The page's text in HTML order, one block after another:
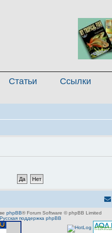
Статьи Ссылки
phpBB® Forum Software © phpBB Limited
Русская поддержка phpBB